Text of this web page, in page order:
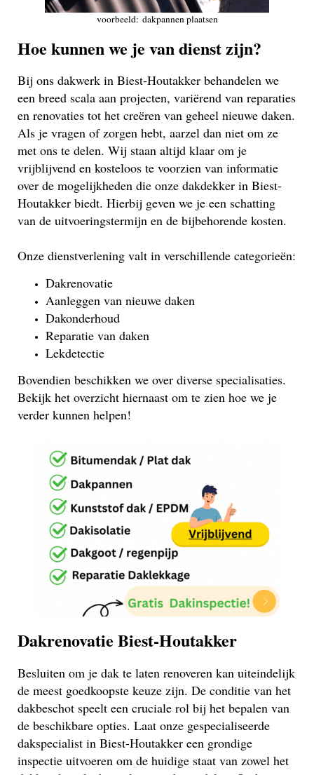
voorbeeld: dakpannen plaatsen
Hoe kunnen we je van dienst zijn?
Bij ons dakwerk in Biest-Houtakker behandelen we
een breed scala aan projecten, variërend van reparaties
en renovaties tot het creëren van geheel nieuwe daken.
Als je vragen of zorgen hebt, aarzel dan niet om ze
met ons te delen. Wij staan altijd klaar om je
vrijblijvend en kosteloos te voorzien van informatie
over de mogelijkheden die onze dakdekker in Biest-
Houtakker biedt. Hierbij geven we je een schatting
van de uitvoeringstermijn en de bijbehorende kosten.
Onze dienstverlening valt in verschillende categorieën:
Dakrenovatie
Aanleggen van nieuwe daken
Dakonderhoud
Reparatie van daken
Lekdetectie
Bovendien beschikken we over diverse specialisaties.
Bekijk het overzicht hiernaast om te zien hoe we je
verder kunnen helpen!
Dakrenovatie Biest-Houtakker
Besluiten om je dak te laten renoveren kan uiteindelijk
de meest goedkoopste keuze zijn. De conditie van het
dakbeschot speelt een cruciale rol bij het bepalen van
de beschikbare opties. Laat onze gespecialiseerde
dakspecialist in Biest-Houtakker een grondige
inspectie uitvoeren om de huidige staat van zowel het